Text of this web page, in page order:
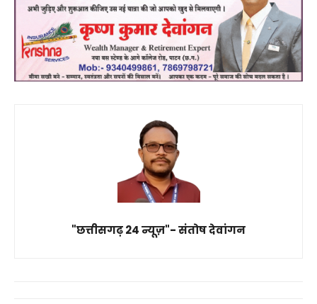
"छत्तीसगढ़ 24 न्यूज़"- संतोष देवांगन